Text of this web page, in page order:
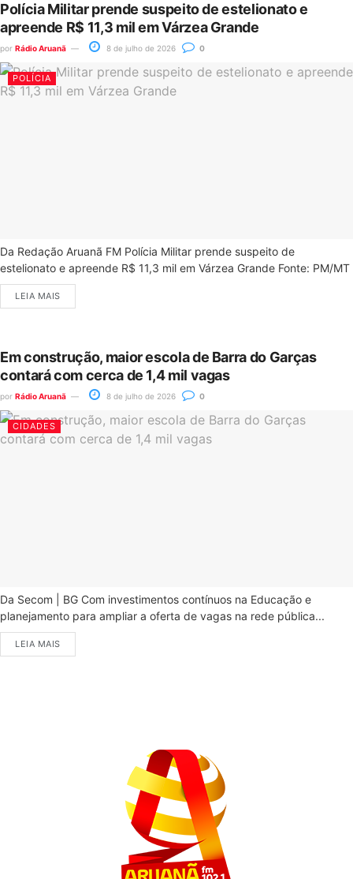
Polícia Militar prende suspeito de estelionato e
apreende R$ 11,3 mil em Várzea Grande
por Rádio Aruanã 8 de julho de 2026 0
POLÍCIA
Da Redação Aruanã FM Polícia Militar prende suspeito de
estelionato e apreende R$ 11,3 mil em Várzea Grande Fonte: PM/MT
LEIA MAIS
Em construção, maior escola de Barra do Garças
contará com cerca de 1,4 mil vagas
por Rádio Aruanã 8 de julho de 2026 0
CIDADES
Da Secom | BG Com investimentos contínuos na Educação e
planejamento para ampliar a oferta de vagas na rede pública...
LEIA MAIS